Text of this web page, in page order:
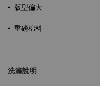
• 版型偏大
• 重磅棉料
洗滌說明